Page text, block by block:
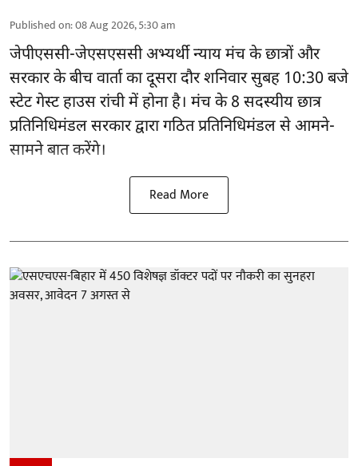
Published on:08 Aug 2026, 5:30 am
जेपीएससी-जेएसएससी अभ्यर्थीन्याय मंच के छात्रों और
सरकार के बीच वार्ता का दूसरा दौर शनिवार सुबह 10:30 बजे
स्टेट गेस्ट हाउस रांची में होना है। मंच के 8 सदस्यीय छात्र
प्रतिनिधिमंडल सरकार द्वारा गठित प्रतिनिधिमंडल से आमने-
सामने बात करेंगे।
Read More